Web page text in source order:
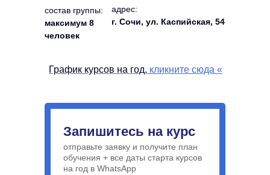
состав группы:
максимум 8
человек
адрес:
г. Сочи, ул. Каспийская, 54
Запишитесь на курс
отправьте заявку и получите план
обучения + все даты старта курсов
на год в WhatsApp
График курсов на год, кликните сюда «